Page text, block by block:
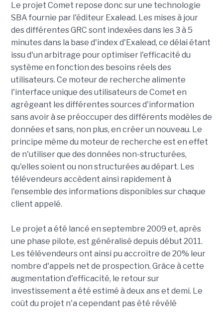
Le projet Comet repose donc sur une technologie
SBA fournie par l'éditeur Exalead. Les mises à jour
des différentes GRC sont indexées dans les 3 à 5
minutes dans la base d'index d'Exalead, ce délai étant
issu d'un arbitrage pour optimiser l'efficacité du
système en fonction des besoins réels des
utilisateurs. Ce moteur de recherche alimente
l'interface unique des utilisateurs de Comet en
agrégeant les différentes sources d'information
sans avoir à se préoccuper des différents modèles de
données et sans, non plus, en créer un nouveau. Le
principe même du moteur de recherche est en effet
de n'utiliser que des données non-structurées,
qu'elles soient ou non structurées au départ. Les
télévendeurs accèdent ainsi rapidement à
l'ensemble des informations disponibles sur chaque
client appelé.
Le projet a été lancé en septembre 2009 et, après
une phase pilote, est généralisé depuis début 2011.
Les télévendeurs ont ainsi pu accroître de 20% leur
nombre d'appels net de prospection. Grâce à cette
augmentation d'efficacité, le retour sur
investissement a été estimé à deux ans et demi. Le
coût du projet n'a cependant pas été révélé